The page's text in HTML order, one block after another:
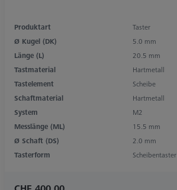
Produktart
Taster
Ø Kugel (DK)
5.0 mm
Länge (L)
20.5 mm
Tastmaterial
Hartmetall
Tastelement
Scheibe
Schaftmaterial
Hartmetall
System
M2
Messlänge (ML)
15.5 mm
Ø Schaft (DS)
2.0 mm
Tasterform
Scheibentaster